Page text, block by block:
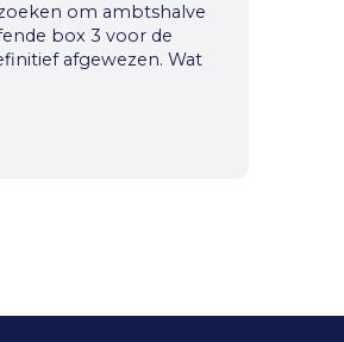
om ambtshalve
box 3 voor de
afgewezen. Wat